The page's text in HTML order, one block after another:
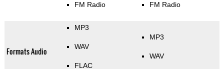
FM Radio FM Radio
Formats Audio
MP3
WAV
FLAC
MP3
WAV